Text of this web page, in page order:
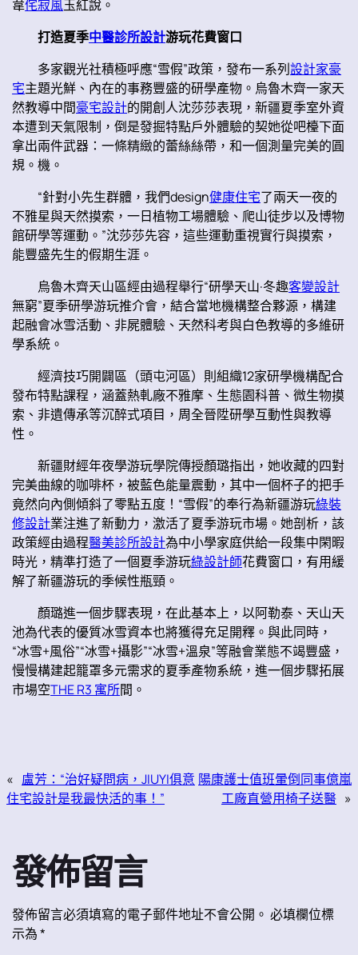
韋侘寂風玉紅說。
打造夏季中醫診所設計游玩花費窗口
多家觀光社積極呼應“雪假”政策，發布一系列設計家豪
宅主題光鮮、內在的事務豐盛的研學產物。烏魯木齊一家天
然教導中間豪宅設計的開創人沈莎莎表現，新疆夏季室外資
本遭到天氣限制，倒是發掘特點戶外體驗的契她從吧檯下面
拿出兩件武器：一條精緻的蕾絲絲帶，和一個測量完美的圓
規。機。
“針對小先生群體，我們design健康住宅了兩天一夜的
不雅星與天然摸索，一日植物工場體驗、爬山徒步以及博物
館研學等運動。”沈莎莎先容，這些運動重視實行與摸索，
能豐盛先生的假期生涯。
烏魯木齊天山區經由過程舉行“研學天山·冬趣客變設計
無窮”夏季研學游玩推介會，結合當地機構整合夥源，構建
起融會冰雪活動、非屍體驗、天然科考與白色教導的多維研
學系統。
經濟技巧開闢區（頭屯河區）則組織12家研學機構配合
發布特點課程，涵蓋熱軋廠不雅摩、生態園科普、微生物摸
索、非遺傳承等沉醉式項目，周全晉陞研學互動性與教導
性。
新疆財經年夜學游玩學院傳授顏璐指出，她收藏的四對
完美曲線的咖啡杯，被藍色能量震動，其中一個杯子的把手
竟然向內側傾斜了零點五度！“雪假”的奉行為新疆游玩綠裝
修設計業注進了新動力，激活了夏季游玩市場。她剖析，該
政策經由過程醫美診所設計為中小學家庭供給一段集中閑暇
時光，精準打造了一個夏季游玩綠設計師花費窗口，有用緩
解了新疆游玩的季候性瓶頸。
顏璐進一個步驟表現，在此基本上，以阿勒泰、天山天
池為代表的優質冰雪資本也將獲得充足開釋。與此同時，
“冰雪+風俗”“冰雪+攝影”“冰雪+溫泉”等融會業態不竭豐盛，
慢慢構建起籠罩多元需求的夏季產物系統，進一個步驟拓展
市場空THE R3 寓所間。
« 盧芳：“治好疑問病，JIUYI俱意
住宅設計是我最快活的事！”
陽康護士值班暈倒同事億嵐
工廠直營用椅子送醫 »
發佈留言
發佈留言必須填寫的電子郵件地址不會公開。 必填欄位標
示為*